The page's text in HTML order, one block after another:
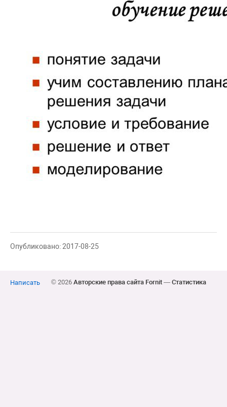
Опубликовано: 2017-08-25
Написать © 2026 Авторские права сайта Fornit— Статистика